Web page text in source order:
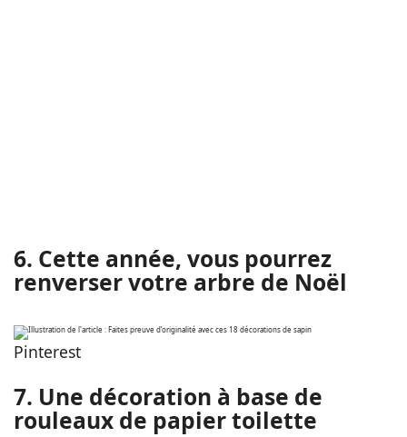
6. Cette année, vous pourrez
renverser votre arbre de Noël
Pinterest
7. Une décoration à base de
rouleaux de papier toilette